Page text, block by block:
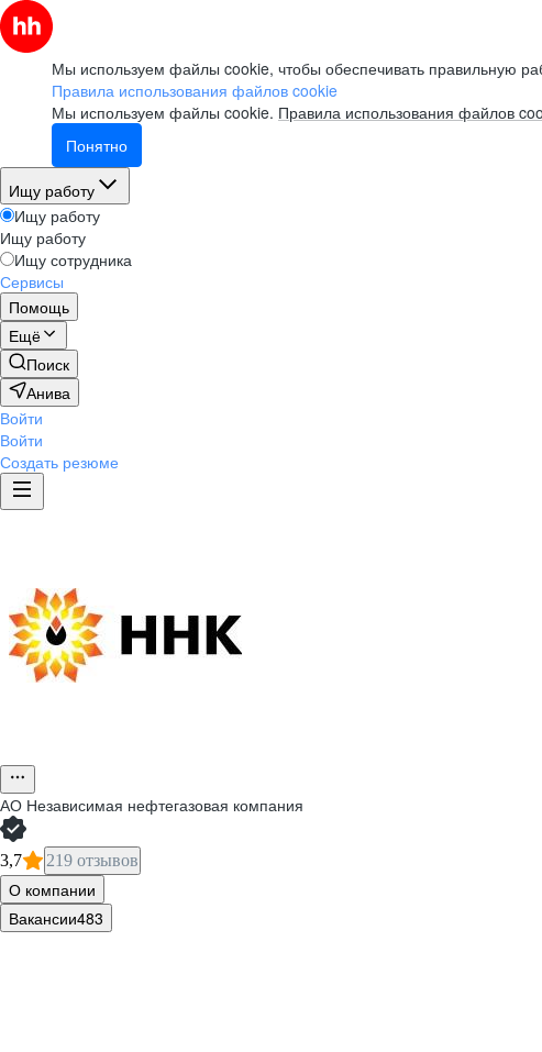
Мы используем файлы cookie, чтобы обеспечивать правильную
Правила использования файлов cookie
Мы используем файлы cookie. Правила использования файлов
Понятно
Ищу работу
Ищу работу
Ищу работу
Ищу сотрудника
Сервисы
Помощь
Ещё
Поиск
Анива
Войти
Войти
Создать резюме
АО Независимая нефтегазовая компания
3,7 219 отзывов
О компании
Вакансии483